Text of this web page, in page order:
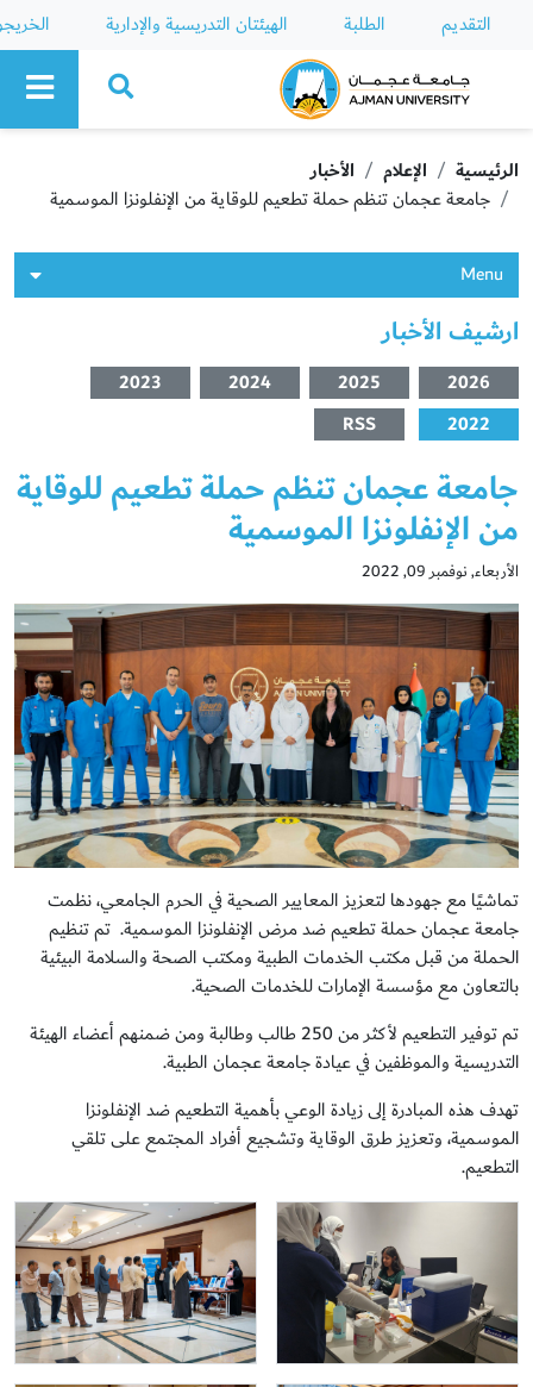
التقديم الطلبة الهيئتان التدريسية والإدارية
Ajman University
الرئيسية الإعلام
الأخبار
جامعة عجمان تنظم حملة تطعيم للوقاية من الإنفلونزا الموسمية
Menu
ارشيف الأخبار
2026
2025
2024
2023
2022
RSS
جامعة عجمان تنظم حملة تطعيم للوقاية
من الإنفلونزا الموسمية
الأربعاء, نوفمبر 09, 2022
تماشيًا مع جهودها لتعزيز المعايير الصحية في الحرم الجامعي، نظمت
جامعة عجمان حملة تطعيم ضد مرض الإنفلونزا الموسمية. تم تنظيم
الحملة من قبل مكتب الخدمات الطبية ومكتب الصحة والسلامة البيئية
بالتعاون مع مؤسسة الإمارات للخدمات الصحية.
تم توفير التطعيم لأكثر من 250 طالب وطالبة ومن ضمنهم أعضاء الهيئة
التدريسية والموظفين في عيادة جامعة عجمان الطبية.
تهدف هذه المبادرة إلى زيادة الوعي بأهمية التطعيم ضد الإنفلونزا
الموسمية، وتعزيز طرق الوقاية وتشجيع أفراد المجتمع على تلقي
التطعيم.